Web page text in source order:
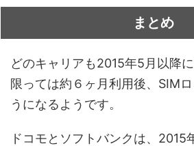
まとめ
どのキャリアも2015年5月以降
限っては約６ヶ月利用後、SIM
うになるようです。
ドコモとソフトバンクは、2015